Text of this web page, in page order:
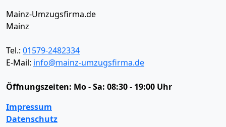
Mainz-Umzugsfirma.de
Mainz
Tel.: 01579-2482334
E-Mail: info@mainz-umzugsfirma.de
Öffnungszeiten: Mo - Sa: 08:30 - 19:00 Uhr
Impressum
Datenschutz